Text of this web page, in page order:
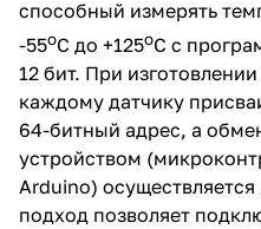
способный измерять
-55оС до +125оС с
12 бит. При
каждому датчику
64-битный адрес, а
устройством
Arduino)
подход позволяет